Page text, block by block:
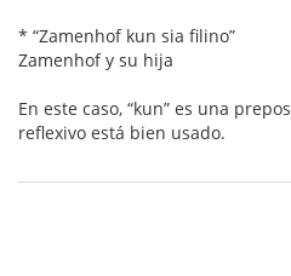
* “Zamenhof kun sia filino”
Zamenhof y su hija
En este caso, “kun” es una
reflexivo está bien usado.